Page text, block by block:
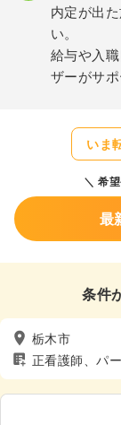
内定が出
い。
給与や入
ザーがサポ
いま
希
最
条件
栃木市
正看護師、パ